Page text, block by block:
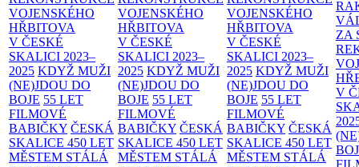
VOJENSKÉHO
HŘBITOVA
V ČESKÉ
SKALICI 2023–
2025 KDYŽ MUŽI
(NE)JDOU DO
BOJE 55 LET
FILMOVÉ
BABIČKY ČESKÁ
SKALICE 450 LET
MĚSTEM STÁLÁ
VOJENSKÉHO
HŘBITOVA
V ČESKÉ
SKALICI 2023–
2025 KDYŽ MUŽI
(NE)JDOU DO
BOJE 55 LET
FILMOVÉ
BABIČKY ČESKÁ
SKALICE 450 LET
MĚSTEM STÁLÁ
VOJENSKÉHO
HŘBITOVA
V ČESKÉ
SKALICI 2023–
2025 KDYŽ MUŽI
(NE)JDOU DO
BOJE 55 LET
FILMOVÉ
BABIČKY ČESKÁ
SKALICE 450 LET
MĚSTEM STÁLÁ
ZA
V